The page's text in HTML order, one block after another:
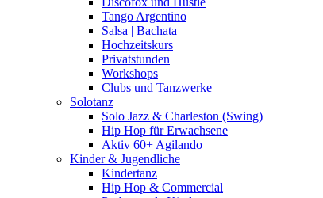
Tango Argentino
Salsa | Bachata
Hochzeitskurs
Privatstunden
Workshops
Clubs und Tanzwerke
Solotanz
Solo Jazz & Charleston (Swing)
Hip Hop für Erwachsene
Aktiv 60+ Agilando
Kinder & Jugendliche
Kindertanz
Hip Hop & Commercial